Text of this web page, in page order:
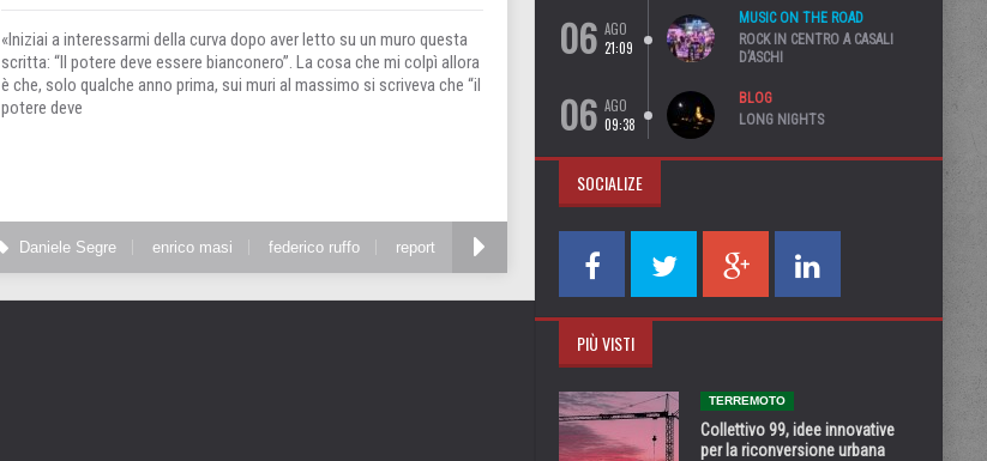
«Iniziai a interessarmi della curva dopo aver letto su un muro questa
scritta: “Il potere deve essere bianconero”. La cosa che mi colpì allora
è che, solo qualche anno prima, sui muri al massimo si scriveva che “il
potere deve
Daniele Segre enrico masi federico ruffo report
06 AGO
21:09
MUSIC ON THE ROAD
ROCK IN CENTRO A CASALI
D’ASCHI
06 AGO
09:38
BLOG
LONG NIGHTS
SOCIALIZE
PIÙ VISTI
TERREMOTO
Collettivo 99, idee innovative
per la riconversione urbana